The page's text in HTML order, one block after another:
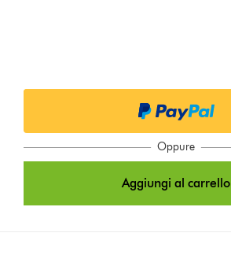
Oppure
Aggiungi al carrello